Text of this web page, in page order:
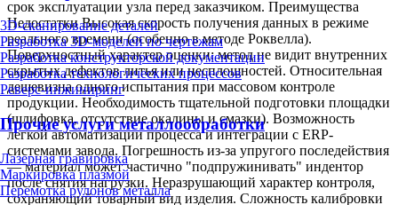
3D-сканирование деталей
Разработка 3D-моделей по чертежам
Разработка конструкторской документации
Разработка технологических процессов
Реверс-инжиниринг
Прочие услуги металлообработки
Лазерная гравировка
Маркировка плазмой
Перемотка рулонов металла
срок эксплуатации узла перед заказчиком. Преимущества
Недостатки Высокая скорость получения данных в режиме
реального времени (особенно в методе Роквелла).
Поверхностный характер оценки: метод не видит внутренних
скрытых дефектов литья или несплошностей. Относительная
дешевизна одного испытания при массовом контроле
продукции. Необходимость тщательной подготовки площадки
(шлифовка, отсутствие окалины и смазки). Возможность
легкой автоматизации процесса и интеграции с ERP-
системами завода. Погрешность из-за упругого последействия
— материал может частично "подпружинивать" индентор
после снятия нагрузки. Неразрушающий характер контроля,
сохраняющий товарный вид изделия. Сложность калибровки